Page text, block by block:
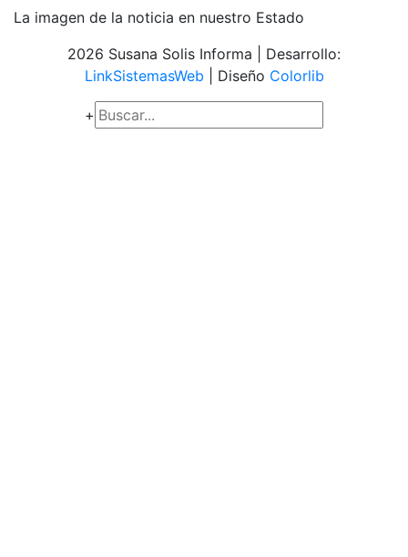
La imagen de la noticia en nuestro Estado
2026 Susana Solis Informa | Desarrollo:
LinkSistemasWeb | Diseño Colorlib
+